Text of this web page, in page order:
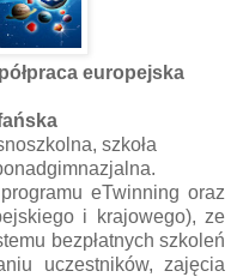
europejska
szkoła
eTwinning oraz
i krajowego), ze
bezpłatnych szkoleń
uczestników, zajęcia